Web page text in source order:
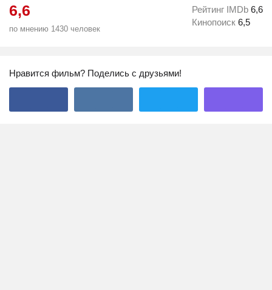
6,6
по мнению 1430 человек
Рейтинг IMDb 6,6
Кинопоиск 6,5
Нравится фильм? Поделись с друзьями!